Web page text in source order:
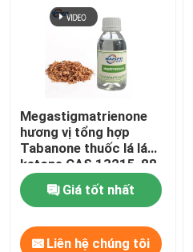
Megastigmatrienone
hương vị tổng hợp
Tabanone thuốc lá lá
ketone CAS 13215-88-
8 Hóa chất hàng ngày
Giá tốt nhất
Liên hệ chúng tôi